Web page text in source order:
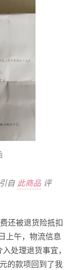
自 此商品 评
还被退货险抵扣
上午，物流信息
处理退货事宜，
的款项回到了我